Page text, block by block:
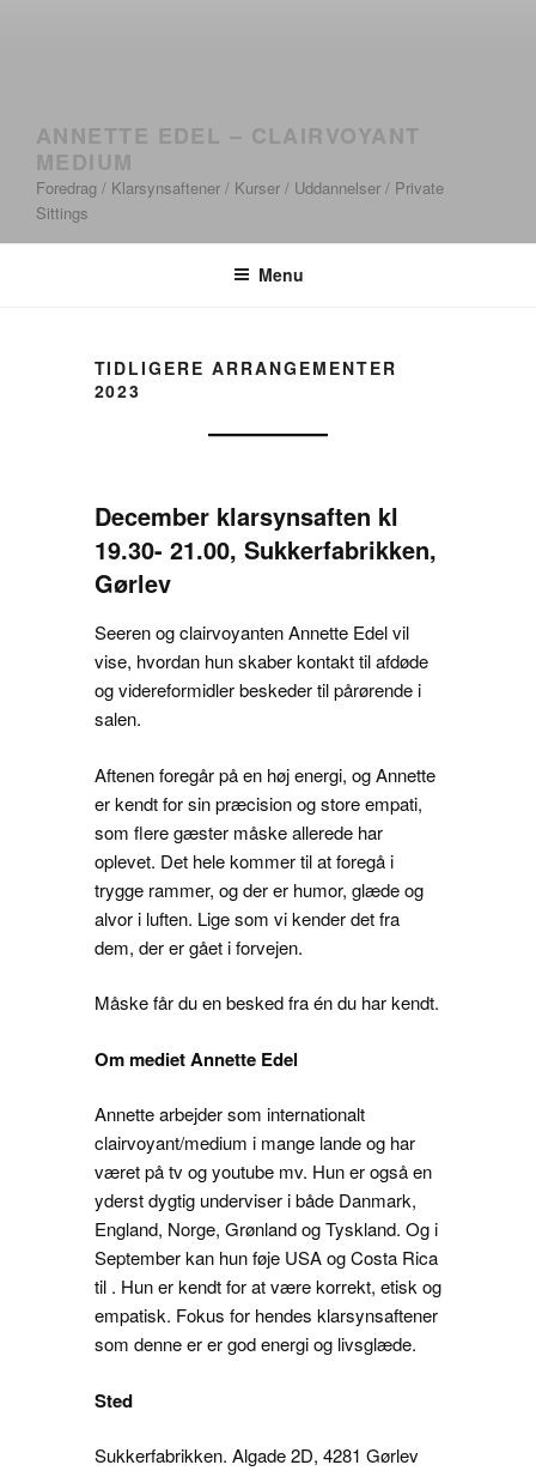
ANNETTE EDEL – CLAIRVOYANT
MEDIUM
Foredrag / Klarsynsaftener / Kurser / Uddannelser / Private
Sittings
Menu
TIDLIGERE ARRANGEMENTER
2023
December klarsynsaften kl
19.30- 21.00, Sukkerfabrikken,
Gørlev
Seeren og clairvoyanten Annette Edel vil
vise, hvordan hun skaber kontakt til afdøde
og videreformidler beskeder til pårørende i
salen.
Aftenen foregår på en høj energi, og Annette
er kendt for sin præcision og store empati,
som flere gæster måske allerede har
oplevet. Det hele kommer til at foregå i
trygge rammer, og der er humor, glæde og
alvor i luften. Lige som vi kender det fra
dem, der er gået i forvejen.
Måske får du en besked fra én du har kendt.
Om mediet Annette Edel
Annette arbejder som internationalt
clairvoyant/medium i mange lande og har
været på tv og youtube mv. Hun er også en
yderst dygtig underviser i både Danmark,
England, Norge, Grønland og Tyskland. Og i
September kan hun føje USA og Costa Rica
til . Hun er kendt for at være korrekt, etisk og
empatisk. Fokus for hendes klarsynsaftener
som denne er er god energi og livsglæde.
Sted
Sukkerfabrikken. Algade 2D, 4281 Gørlev